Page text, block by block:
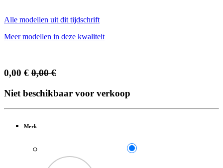
Alle modellen uit dit tijdschrift
Meer modellen in deze kwaliteit
0,00 € 0,00€
Niet beschikbaar voor verkoop
Merk